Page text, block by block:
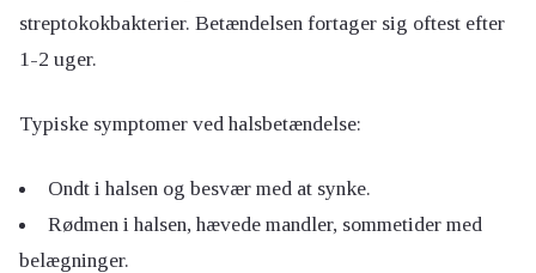
streptokokbakterier. Betændelsen fortager sig oftest efter
1-2 uger.
Typiske symptomer ved halsbetændelse:
Ondt i halsen og besvær med at synke.
Rødmen i halsen, hævede mandler, sommetider med
belægninger.